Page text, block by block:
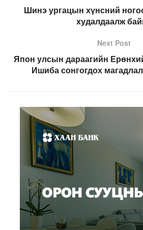
Шинэ ургацын хүнсний
худалдаалж
Next Post
Япон улсын дараагийн
Ишиба сонгогдох